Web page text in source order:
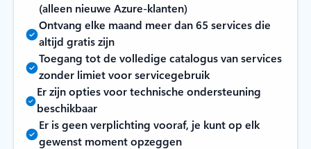
(alleen nieuwe Azure-klanten)
Ontvang elke maand meer dan 65 services die
altijd gratis zijn
Toegang tot de volledige catalogus van services
zonder limiet voor servicegebruik
Er zijn opties voor technische ondersteuning
beschikbaar
Er is geen verplichting vooraf, je kunt op elk
gewenst moment opzeggen